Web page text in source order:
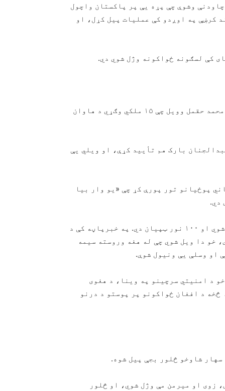
وشوې چې پړه یې پر پاکستان واچول
کرښې په اوږدو کې عملیات پیل کړل، او
کې لسګونه ځواکونه وژل شوي دي.
د سپین بولدک د سیمه‌ییزو اطلاعاتو ریاست ویاند علي محمد حقمل وویل چې ۱۵ ملکي وګړي د هاوان
بارک هم تأیید کړې، او ویلي یې
پوځیانو تور پورې کړ چې «یو وار بیا
دي.
مجاهد په یوه خبرپاڼه کې وویل چې ۱۲ ملکي کسان وژل شوي او ۱۰۰ نور ټپیان دي. په خبرپاڼه کې د
خو دا ویل شوي چې له هغه وروسته سیمه
او وسلې یې ونیول شوې.
د امنیتي سرچینو په وینا، د هغوی
د افغان ځواکونو پر پوستو د درنو
شاوخو څلور بجې پیل شوه.
زوی او میرمن مې وژل شوي، او څلور